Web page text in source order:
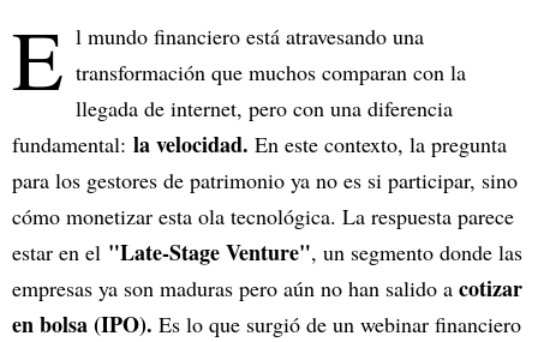
E l mundo financiero está atravesando una
transformación que muchos comparan con la
llegada de internet, pero con una diferencia
fundamental: la velocidad. En este contexto, la pregunta
para los gestores de patrimonio ya no es si participar, sino
cómo monetizar esta ola tecnológica. La respuesta parece
estar en el "Late-Stage Venture", un segmento donde las
empresas ya son maduras pero aún no han salido a cotizar
en bolsa (IPO). Es lo que surgió de un webinar financiero